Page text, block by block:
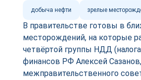
добыча нефти зрелые
В правительстве готовы в
месторождений, на которые
четвёртой группы НДД
финансов РФ Алексей
межправительственного